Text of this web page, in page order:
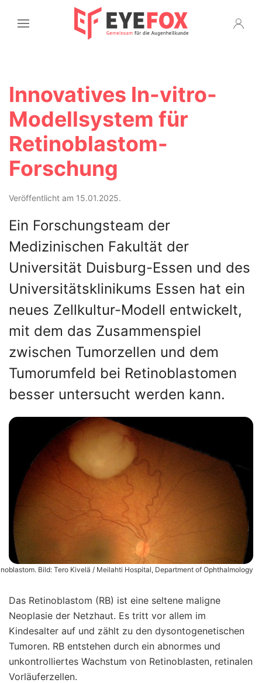
Innovatives In-vitro-
Modellsystem für
Retinoblastom-
Forschung
Veröffentlicht am 15.01.2025.
Ein Forschungsteam der
Medizinischen Fakultät der
Universität Duisburg-Essen und des
Universitätsklinikums Essen hat ein
neues Zellkultur-Modell entwickelt,
mit dem das Zusammenspiel
zwischen Tumorzellen und dem
Tumorumfeld bei Retinoblastomen
besser untersucht werden kann.
Bild: Tero Kivelä / Meilahti Hospital, Department of Ophthalmology
Das Retinoblastom (RB) ist eine seltene maligne
Neoplasie der Netzhaut. Es tritt vor allem im
Kindesalter auf und zählt zu den dysontogenetischen
Tumoren. RB entstehen durch ein abnormes und
unkontrolliertes Wachstum von Retinoblasten, retinalen
Vorläuferzellen.